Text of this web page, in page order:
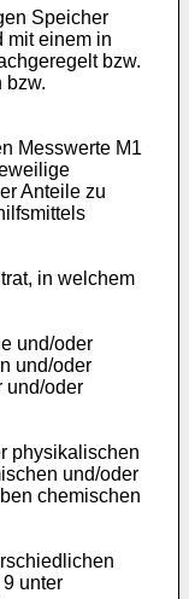
Speicher
mit einem in
bzw.
bzw.
Messwerte M1
Anteile zu
in welchem
und/oder
und/oder
und/oder
physikalischen
und/oder
chemischen
unter